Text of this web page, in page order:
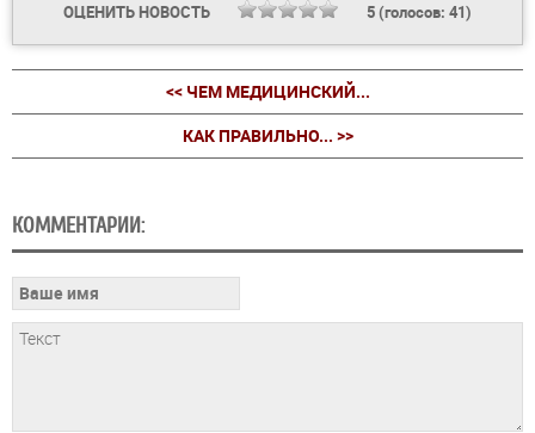
ОЦЕНИТЬ НОВОСТЬ 5(голосов: 41)
<< ЧЕМ МЕДИЦИНСКИЙ...
КАК ПРАВИЛЬНО... >>
КОММЕНТАРИИ: